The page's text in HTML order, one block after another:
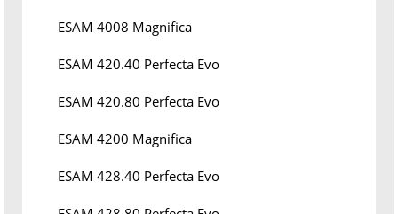
ESAM 4008 Magnifica
ESAM 420.40 Perfecta Evo
ESAM 420.80 Perfecta Evo
ESAM 4200 Magnifica
ESAM 428.40 Perfecta Evo